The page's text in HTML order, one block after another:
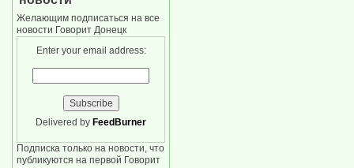
Желающим подписаться на все
новости Говорит Донецк
Enter your email address:
Delivered by FeedBurner
Подписка только на новости, что
публикуются на первой Говорит